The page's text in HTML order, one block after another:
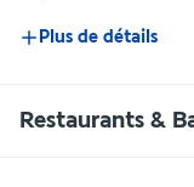
Plus de détails
Restaurants &